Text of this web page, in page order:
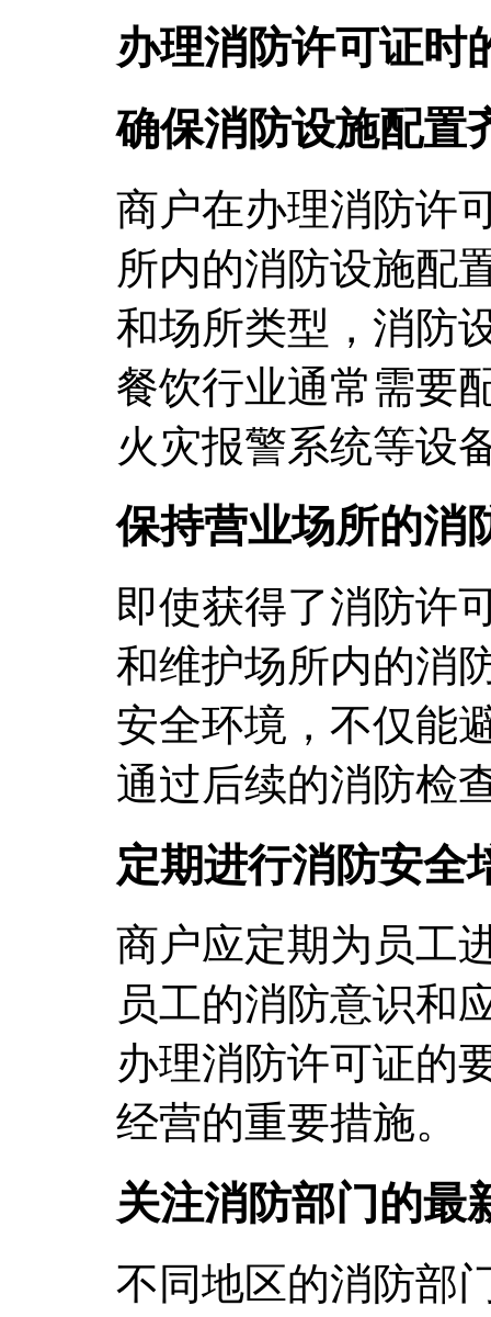
办理消防许可证时
确保消防设施配置
商户在办理消防许
所内的消防设施配
和场所类型，消防
餐饮行业通常需要
火灾报警系统等设
保持营业场所的消
即使获得了消防许
和维护场所内的消
安全环境，不仅能
通过后续的消防检
定期进行消防安全
商户应定期为员工
员工的消防意识和
办理消防许可证的
经营的重要措施。
关注消防部门的最
不同地区的消防部